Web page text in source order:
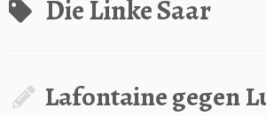
Die Linke Saar
Lafontaine gegen